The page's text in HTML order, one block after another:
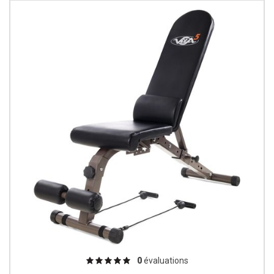
0évaluations